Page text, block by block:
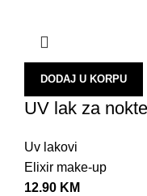
DODAJ U KORPU
UV lak za
Uv lakovi
Elixir make-up
12.90 KM